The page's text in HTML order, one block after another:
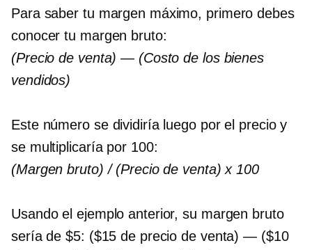
Para saber tu margen máximo, primero debes
conocer tu margen bruto:
(Precio de venta) — (Costo de los bienes
vendidos)
Este número se dividiría luego por el precio y
se multiplicaría por 100:
(Margen bruto) / (Precio de venta) x 100
Usando el ejemplo anterior, su margen bruto
sería de $5: ($15 de precio de venta) — ($10